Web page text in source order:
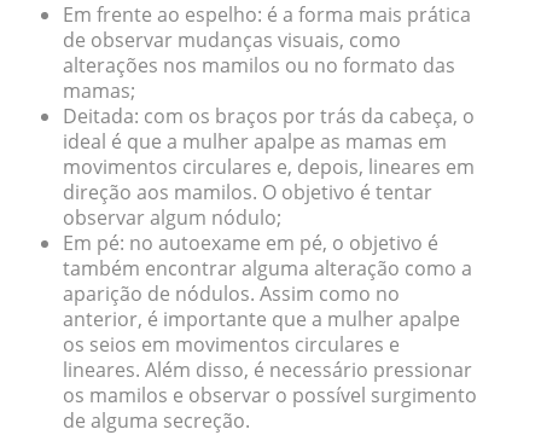
Em frente ao espelho: é a forma mais prática
de observar mudanças visuais, como
alterações nos mamilos ou no formato das
mamas;
Deitada: com os braços por trás da cabeça, o
ideal é que a mulher apalpe as mamas em
movimentos circulares e, depois, lineares em
direção aos mamilos. O objetivo é tentar
observar algum nódulo;
Em pé: no autoexame em pé, o objetivo é
também encontrar alguma alteração como a
aparição de nódulos. Assim como no
anterior, é importante que a mulher apalpe
os seios em movimentos circulares e
lineares. Além disso, é necessário pressionar
os mamilos e observar o possível surgimento
de alguma secreção.